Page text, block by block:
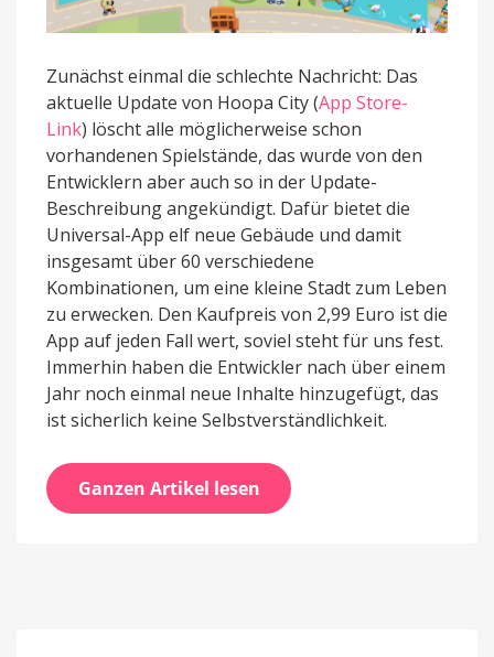
Zunächst einmal die schlechte Nachricht: Das
aktuelle Update von Hoopa City (App Store-
Link) löscht alle möglicherweise schon
vorhandenen Spielstände, das wurde von den
Entwicklern aber auch so in der Update-
Beschreibung angekündigt. Dafür bietet die
Universal-App elf neue Gebäude und damit
insgesamt über 60 verschiedene
Kombinationen, um eine kleine Stadt zum Leben
zu erwecken. Den Kaufpreis von 2,99 Euro ist die
App auf jeden Fall wert, soviel steht für uns fest.
Immerhin haben die Entwickler nach über einem
Jahr noch einmal neue Inhalte hinzugefügt, das
ist sicherlich keine Selbstverständlichkeit.
Ganzen Artikel lesen